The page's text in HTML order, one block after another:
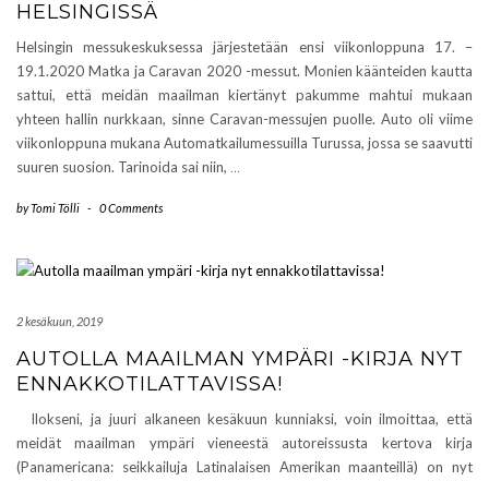
HELSINGISSÄ
Helsingin messukeskuksessa järjestetään ensi viikonloppuna 17. –
19.1.2020 Matka ja Caravan 2020 -messut. Monien käänteiden kautta
sattui, että meidän maailman kiertänyt pakumme mahtui mukaan
yhteen hallin nurkkaan, sinne Caravan-messujen puolle. Auto oli viime
viikonloppuna mukana Automatkailumessuilla Turussa, jossa se saavutti
suuren suosion. Tarinoida sai niin, …
byTomi Tölli - 0 Comments
2 kesäkuun, 2019
AUTOLLA MAAILMAN YMPÄRI -KIRJA NYT
ENNAKKOTILATTAVISSA!
Ilokseni, ja juuri alkaneen kesäkuun kunniaksi, voin ilmoittaa, että
meidät maailman ympäri vieneestä autoreissusta kertova kirja
(Panamericana: seikkailuja Latinalaisen Amerikan maanteillä) on nyt